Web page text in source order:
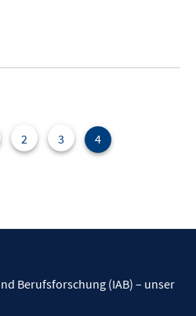
2 3 4
Berufsforschung (IAB) – unser